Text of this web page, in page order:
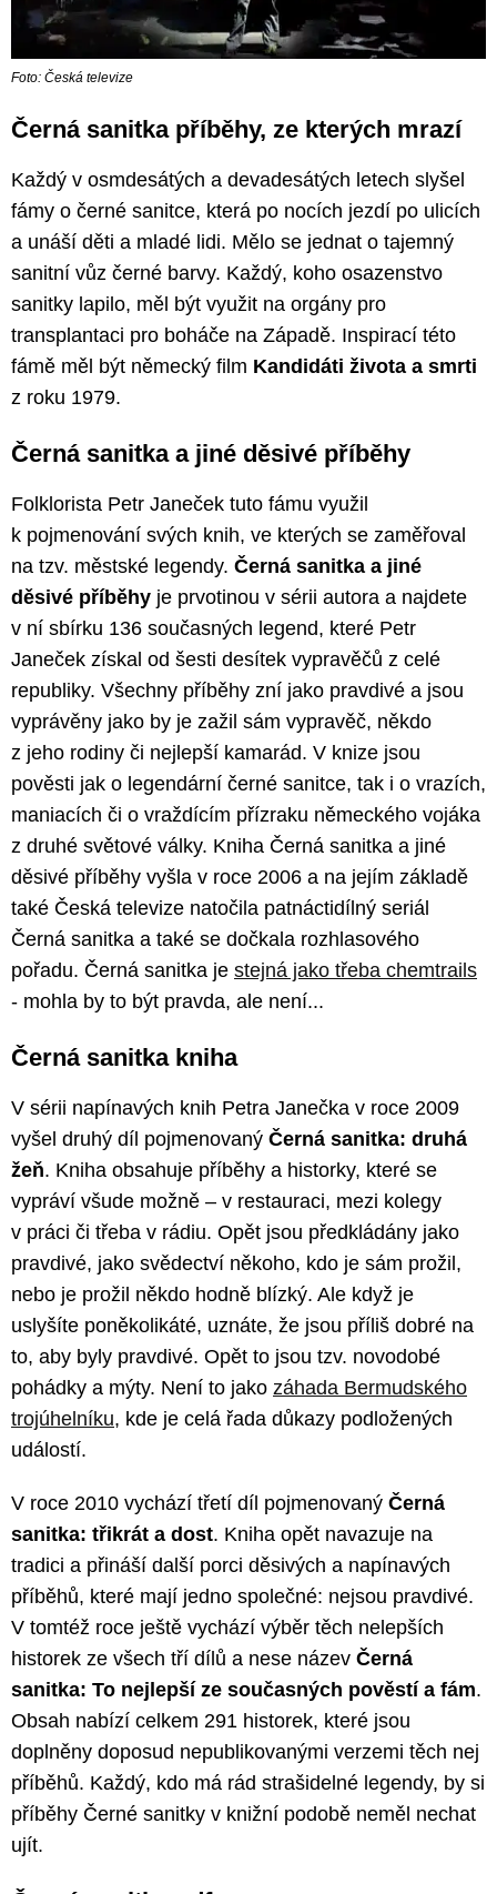
Foto: Česká televize
Černá sanitka příběhy, ze kterých mrazí
Každý v osmdesátých a devadesátých letech slyšel
fámy o černé sanitce, která po nocích jezdí po ulicích
a unáší děti a mladé lidi. Mělo se jednat o tajemný
sanitní vůz černé barvy. Každý, koho osazenstvo
sanitky lapilo, měl být využit na orgány pro
transplantaci pro boháče na Západě. Inspirací této
fámě měl být německý film Kandidáti života a smrti
z roku 1979.
Černá sanitka a jiné děsivé příběhy
Folklorista Petr Janeček tuto fámu využil
k pojmenování svých knih, ve kterých se zaměřoval
na tzv. městské legendy. Černá sanitka a jiné
děsivé příběhy je prvotinou v sérii autora a najdete
v ní sbírku 136 současných legend, které Petr
Janeček získal od šesti desítek vypravěčů z celé
republiky. Všechny příběhy zní jako pravdivé a jsou
vyprávěny jako by je zažil sám vypravěč, někdo
z jeho rodiny či nejlepší kamarád. V knize jsou
pověsti jak o legendární černé sanitce, tak i o vrazích,
maniacích či o vraždícím přízraku německého vojáka
z druhé světové války. Kniha Černá sanitka a jiné
děsivé příběhy vyšla v roce 2006 a na jejím základě
také Česká televize natočila patnáctidílný seriál
Černá sanitka a také se dočkala rozhlasového
pořadu. Černá sanitka je stejná jako třeba chemtrails
- mohla by to být pravda, ale není...
Černá sanitka kniha
V sérii napínavých knih Petra Janečka v roce 2009
vyšel druhý díl pojmenovaný Černá sanitka: druhá
žeň. Kniha obsahuje příběhy a historky, které se
vypráví všude možně – v restauraci, mezi kolegy
v práci či třeba v rádiu. Opět jsou předkládány jako
pravdivé, jako svědectví někoho, kdo je sám prožil,
nebo je prožil někdo hodně blízký. Ale když je
uslyšíte poněkolikáté, uznáte, že jsou příliš dobré na
to, aby byly pravdivé. Opět to jsou tzv. novodobé
pohádky a mýty. Není to jako záhada Bermudského
trojúhelníku, kde je celá řada důkazy podložených
událostí.
V roce 2010 vychází třetí díl pojmenovaný Černá
sanitka: třikrát a dost. Kniha opět navazuje na
tradici a přináší další porci děsivých a napínavých
příběhů, které mají jedno společné: nejsou pravdivé.
V tomtéž roce ještě vychází výběr těch nelepších
historek ze všech tří dílů a nese název Černá
sanitka: To nejlepší ze současných pověstí a fám.
Obsah nabízí celkem 291 historek, které jsou
doplněny doposud nepublikovanými verzemi těch nej
příběhů. Každý, kdo má rád strašidelné legendy, by si
příběhy Černé sanitky v knižní podobě neměl nechat
ujít.